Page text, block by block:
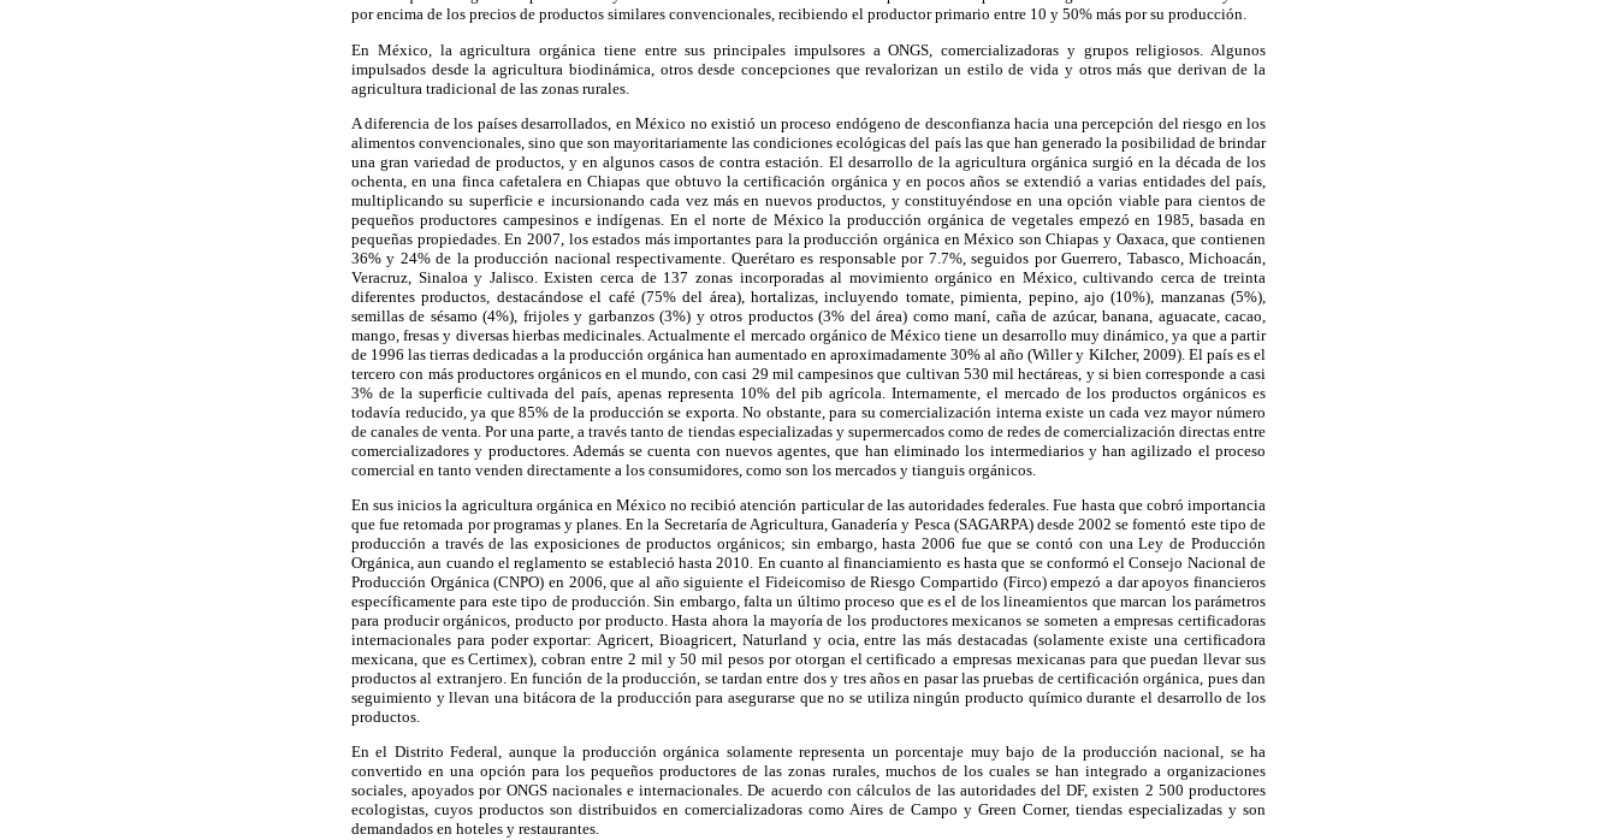
por encima de los precios de productos similares convencionales, recibiendo el productor primario entre 10 y 50% más por su producción.
En México, la agricultura orgánica tiene entre sus principales impulsores a ONGS, comercializadoras y grupos religiosos. Algunos
impulsados desde la agricultura biodinámica, otros desde concepciones que revalorizan un estilo de vida y otros más que derivan de la
agricultura tradicional de las zonas rurales.
A diferencia de los países desarrollados, en México no existió un proceso endógeno de desconfianza hacia una percepción del riesgo en los
alimentos convencionales, sino que son mayoritariamente las condiciones ecológicas del país las que han generado la posibilidad de brindar
una gran variedad de productos, y en algunos casos de contra estación. El desarrollo de la agricultura orgánica surgió en la década de los
ochenta, en una finca cafetalera en Chiapas que obtuvo la certificación orgánica y en pocos años se extendió a varias entidades del país,
multiplicando su superficie e incursionando cada vez más en nuevos productos, y constituyéndose en una opción viable para cientos de
pequeños productores campesinos e indígenas. En el norte de México la producción orgánica de vegetales empezó en 1985, basada en
pequeñas propiedades. En 2007, los estados más importantes para la producción orgánica en México son Chiapas y Oaxaca, que contienen
36% y 24% de la producción nacional respectivamente. Querétaro es responsable por 7.7%, seguidos por Guerrero, Tabasco, Michoacán,
Veracruz, Sinaloa y Jalisco. Existen cerca de 137 zonas incorporadas al movimiento orgánico en México, cultivando cerca de treinta
diferentes productos, destacándose el café (75% del área), hortalizas, incluyendo tomate, pimienta, pepino, ajo (10%), manzanas (5%),
semillas de sésamo (4%), frijoles y garbanzos (3%) y otros productos (3% del área) como maní, caña de azúcar, banana, aguacate, cacao,
mango, fresas y diversas hierbas medicinales. Actualmente el mercado orgánico de México tiene un desarrollo muy dinámico, ya que a partir
de 1996 las tierras dedicadas a la producción orgánica han aumentado en aproximadamente 30% al año (Willer y KiIcher, 2009). El país es el
tercero con más productores orgánicos en el mundo, con casi 29 mil campesinos que cultivan 530 mil hectáreas, y si bien corresponde a casi
3% de la superficie cultivada del país, apenas representa 10% del pib agrícola. Internamente, el mercado de los productos orgánicos es
todavía reducido, ya que 85% de la producción se exporta. No obstante, para su comercialización interna existe un cada vez mayor número
de canales de venta. Por una parte, a través tanto de tiendas especializadas y supermercados como de redes de comercialización directas entre
comercializadores y productores. Además se cuenta con nuevos agentes, que han eliminado los intermediarios y han agilizado el proceso
comercial en tanto venden directamente a los consumidores, como son los mercados y tianguis orgánicos.
En sus inicios la agricultura orgánica en México no recibió atención particular de las autoridades federales. Fue hasta que cobró importancia
que fue retomada por programas y planes. En la Secretaría de Agricultura, Ganadería y Pesca (SAGARPA) desde 2002 se fomentó este tipo de
producción a través de las exposiciones de productos orgánicos; sin embargo, hasta 2006 fue que se contó con una Ley de Producción
Orgánica, aun cuando el reglamento se estableció hasta 2010. En cuanto al financiamiento es hasta que se conformó el Consejo Nacional de
Producción Orgánica (CNPO) en 2006, que al año siguiente el Fideicomiso de Riesgo Compartido (Firco) empezó a dar apoyos financieros
específicamente para este tipo de producción. Sin embargo, falta un último proceso que es el de los lineamientos que marcan los parámetros
para producir orgánicos, producto por producto. Hasta ahora la mayoría de los productores mexicanos se someten a empresas certificadoras
internacionales para poder exportar: Agricert, Bioagricert, Naturland y ocia, entre las más destacadas (solamente existe una certificadora
mexicana, que es Certimex), cobran entre 2 mil y 50 mil pesos por otorgan el certificado a empresas mexicanas para que puedan llevar sus
productos al extranjero. En función de la producción, se tardan entre dos y tres años en pasar las pruebas de certificación orgánica, pues dan
seguimiento y llevan una bitácora de la producción para asegurarse que no se utiliza ningún producto químico durante el desarrollo de los
productos.
En el Distrito Federal, aunque la producción orgánica solamente representa un porcentaje muy bajo de la producción nacional, se ha
convertido en una opción para los pequeños productores de las zonas rurales, muchos de los cuales se han integrado a organizaciones
sociales, apoyados por ONGS nacionales e internacionales. De acuerdo con cálculos de las autoridades del DF, existen 2 500 productores
ecologistas, cuyos productos son distribuidos en comercializadoras como Aires de Campo y Green Corner, tiendas especializadas y son
demandados en hoteles y restaurantes.